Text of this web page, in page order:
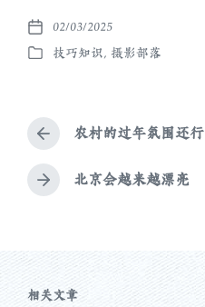
发
布
02/03/2025
发
技巧知识, 摄影部落
上
篇
文
章
农村的过年氛围还行
下
北京会越来越漂亮
相关文章